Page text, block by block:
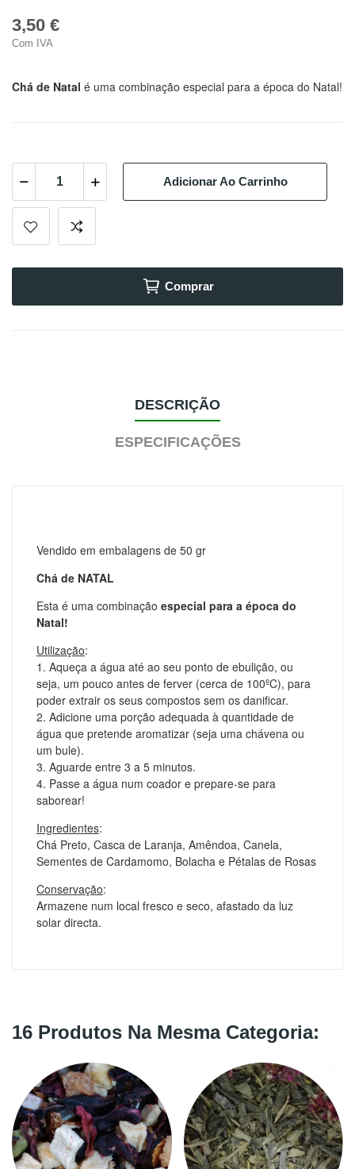
3,50 €
Com IVA
Chá de Natal é uma combinação especial para a época do Natal!
Adicionar Ao Carrinho
Comprar
DESCRIÇÃO
ESPECIFICAÇÕES
Vendido em embalagens de 50 gr
Chá de NATAL
Esta é uma combinação especial para a época do
Natal!
Utilização:
1. Aqueça a água até ao seu ponto de ebulição, ou
seja, um pouco antes de ferver (cerca de 100ºC), para
poder extrair os seus compostos sem os danificar.
2. Adicione uma porção adequada à quantidade de
água que pretende aromatizar (seja uma chávena ou
um bule).
3. Aguarde entre 3 a 5 minutos.
4. Passe a água num coador e prepare-se para
saborear!
Ingredientes:
Chá Preto, Casca de Laranja, Amêndoa, Canela,
Sementes de Cardamomo, Bolacha e Pétalas de Rosas
Conservação:
Armazene num local fresco e seco, afastado da luz
solar directa.
16 Produtos Na Mesma Categoria: